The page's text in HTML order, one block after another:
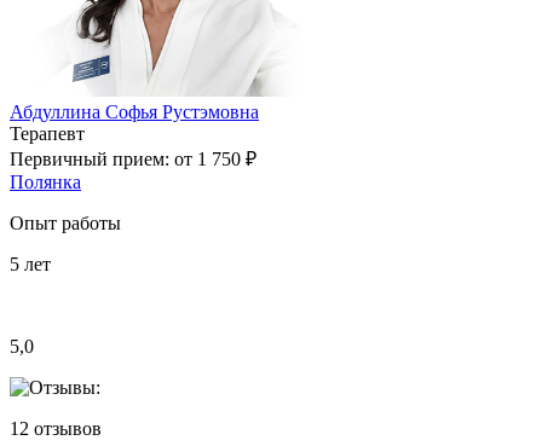
Абдуллина Софья Рустэмовна
Терапевт
Первичный прием: от 1 750 ₽
Полянка
Опыт работы
5 лет
5,0
12 отзывов